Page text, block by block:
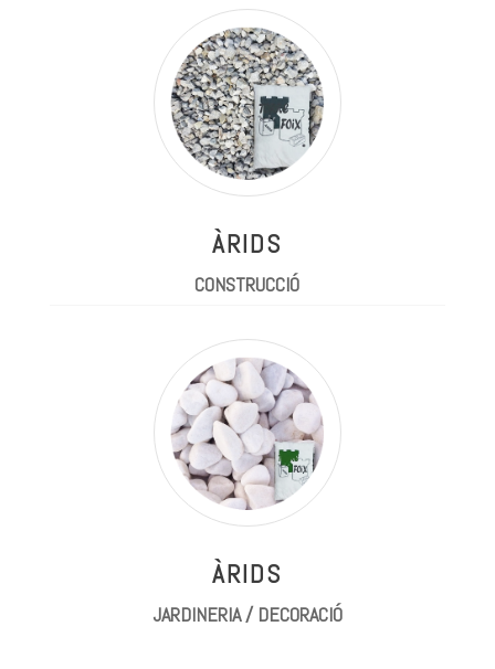
ÀRIDS
CONSTRUCCIÓ
ÀRIDS
JARDINERIA / DECORACIÓ